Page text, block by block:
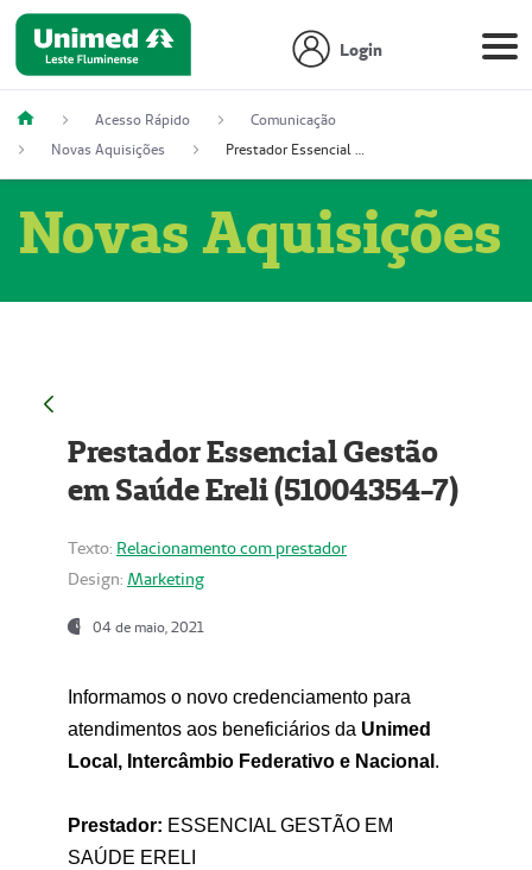
Login
Acesso Rápido
Comunicação
Novas Aquisições
Prestador Essencial Gestão em Saúde Ereli (51004354-7)
Novas Aquisições
Prestador Essencial Gestão
em Saúde Ereli (51004354-7)
Texto: Relacionamento com prestador
Design: Marketing
04 de maio, 2021
Informamos o novo credenciamento para
atendimentos aos beneficiários da Unimed
Local, Intercâmbio Federativo e Nacional .
Prestador: ESSENCIAL GESTÃO EM
SAÚDE ERELI